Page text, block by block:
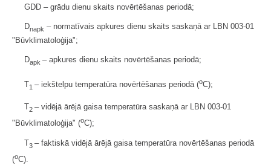
GDD – grādu dienu skaits novērtēšanas periodā;
Dnapk – normatīvais apkures dienu skaits saskaņā ar LBN 003-01
"Būvklimatoloģija";
Dapk – apkures dienu skaits novērtēšanas periodā;
T1 – iekštelpu temperatūra novērtēšanas periodā (oC);
T2 – vidējā ārējā gaisa temperatūra saskaņā ar LBN 003-01
"Būvklimatoloģija" (oC);
T3 – faktiskā vidējā ārējā gaisa temperatūra novērtēšanas periodā
(oC).